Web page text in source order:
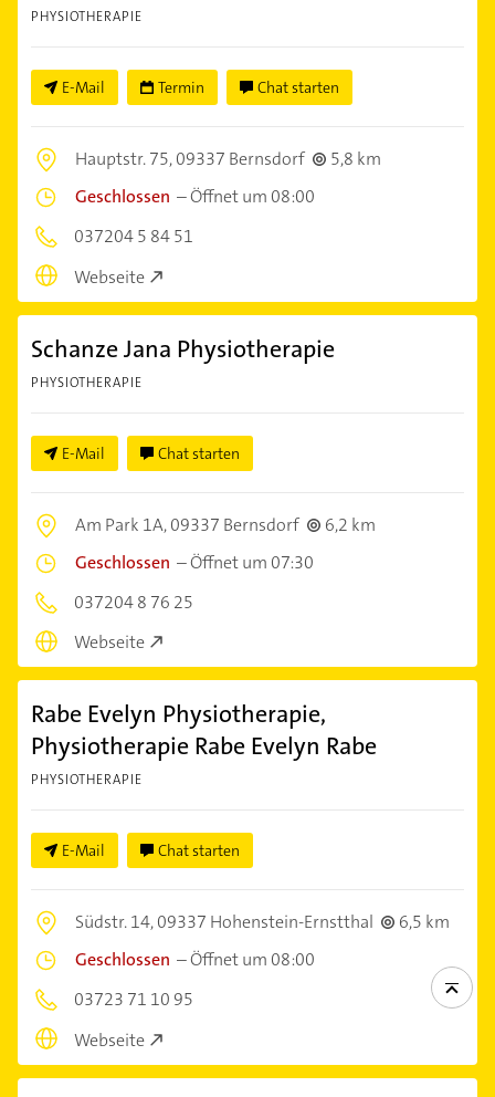
PHYSIOTHERAPIE
E-Mail Termin Chat starten
Hauptstr. 75,09337 Bernsdorf
5,8 km
Geschlossen –Öffnet um 08:00
037204 5 84 51
Webseite
Schanze Jana Physiotherapie
PHYSIOTHERAPIE
E-Mail Chat starten
Am Park 1A,09337 Bernsdorf
6,2 km
Geschlossen –Öffnet um 07:30
037204 8 76 25
Webseite
Rabe Evelyn Physiotherapie,
Physiotherapie Rabe Evelyn Rabe
PHYSIOTHERAPIE
E-Mail Chat starten
Südstr. 14,09337 Hohenstein-Ernstthal
6,5 km
Geschlossen –Öffnet um 08:00
03723 71 10 95
Webseite